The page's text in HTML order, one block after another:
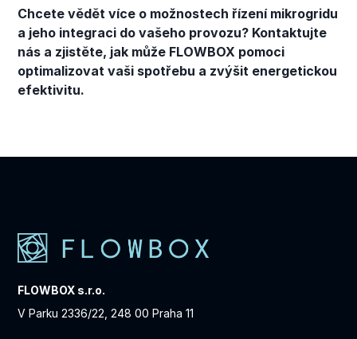
Chcete vědět více o možnostech řízení mikrogridu
a jeho integraci do vašeho provozu? Kontaktujte
nás a zjistěte, jak může FLOWBOX pomoci
optimalizovat vaši spotřebu a zvýšit energetickou
efektivitu.
FLOWBOX s.r.o.
V Parku 2336/22, 248 00 Praha 11